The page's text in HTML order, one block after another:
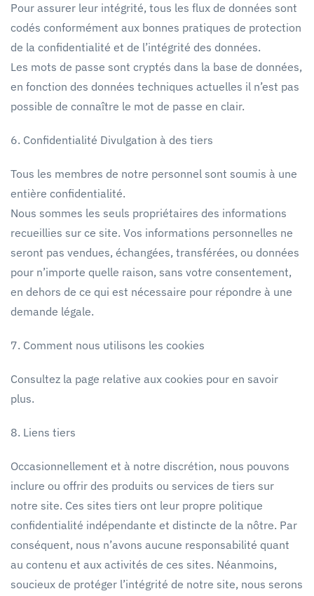
Pour assurer leur intégrité, tous les flux de données sont
codés conformément aux bonnes pratiques de protection
de la confidentialité et de l’intégrité des données.
Les mots de passe sont cryptés dans la base de données,
en fonction des données techniques actuelles il n’est pas
possible de connaître le mot de passe en clair.
6. Confidentialité Divulgation à des tiers
Tous les membres de notre personnel sont soumis à une
entière confidentialité.
Nous sommes les seuls propriétaires des informations
recueillies sur ce site. Vos informations personnelles ne
seront pas vendues, échangées, transférées, ou données
pour n’importe quelle raison, sans votre consentement,
en dehors de ce qui est nécessaire pour répondre à une
demande légale.
7. Comment nous utilisons les cookies
Consultez la page relative aux cookies pour en savoir
plus.
8. Liens tiers
Occasionnellement et à notre discrétion, nous pouvons
inclure ou offrir des produits ou services de tiers sur
notre site. Ces sites tiers ont leur propre politique
confidentialité indépendante et distincte de la nôtre. Par
conséquent, nous n’avons aucune responsabilité quant
au contenu et aux activités de ces sites. Néanmoins,
soucieux de protéger l’intégrité de notre site, nous serons